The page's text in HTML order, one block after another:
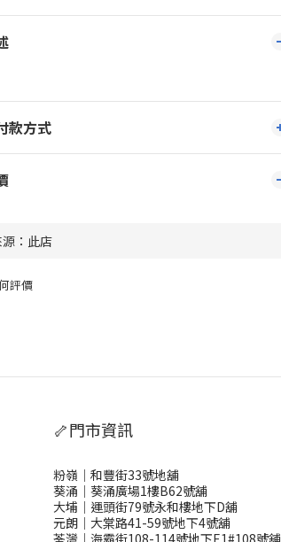
款方式
評價
🦴門市資訊
粉嶺｜和豐街33號地舖
葵涌｜葵涌廣場1樓B62號舖
大埔｜運頭街79號永和樓地下D舖
元朗｜大棠路41-59號地下4號舖
荃灣｜海霸街108-114號地下E1#108號舖